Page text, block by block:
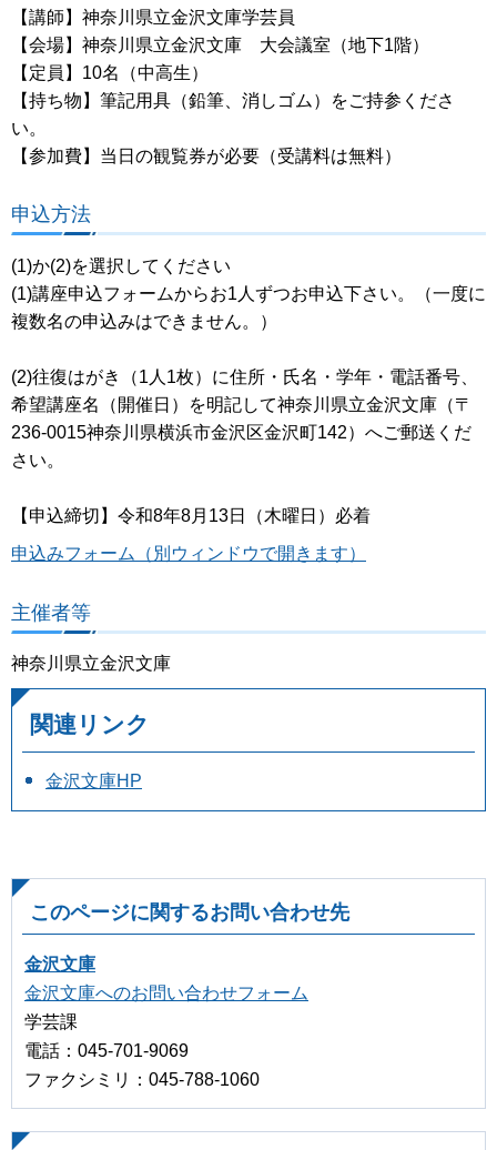
【講師】神奈川県立金沢文庫学芸員
【会場】神奈川県立金沢文庫 大会議室（地下1階）
【定員】10名（中高生）
【持ち物】筆記用具（鉛筆、消しゴム）をご持参くださ
い。
【参加費】当日の観覧券が必要（受講料は無料）
申込方法
(1)か(2)を選択してください
(1)講座申込フォームからお1人ずつお申込下さい。（一度に
複数名の申込みはできません。）
(2)往復はがき（1人1枚）に住所・氏名・学年・電話番号、
希望講座名（開催日）を明記して神奈川県立金沢文庫（〒
236-0015神奈川県横浜市金沢区金沢町142）へご郵送くだ
さい。
【申込締切】令和8年8月13日（木曜日）必着
申込みフォーム（別ウィンドウで開きます）
主催者等
神奈川県立金沢文庫
関連リンク
金沢文庫HP
このページに関するお問い合わせ先
金沢文庫
金沢文庫へのお問い合わせフォーム
学芸課
電話：045-701-9069
ファクシミリ：045-788-1060